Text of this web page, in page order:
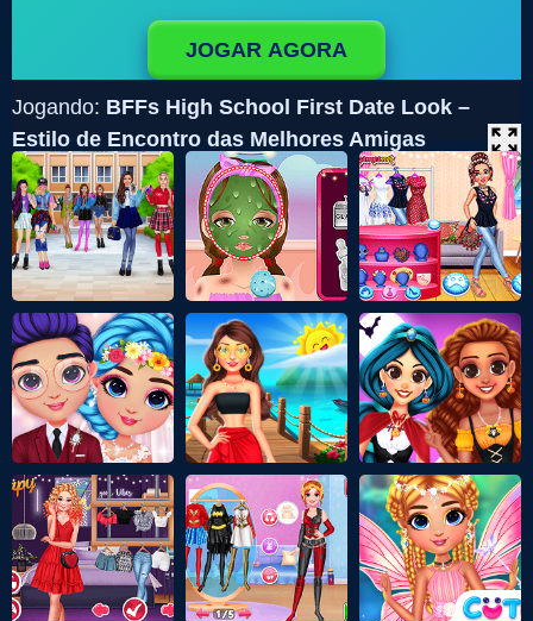
JOGAR AGORA
Jogando: BFFs High School First Date Look –
Estilo de Encontro das Melhores Amigas